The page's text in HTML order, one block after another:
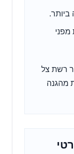
מפני
רשת צל
מהגנה